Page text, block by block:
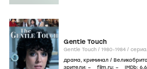
Gentle Touch
Gentle Touch / 1980-1984 /
драма, криминал /
зрители: – film.ru: – IMDb: 6,6